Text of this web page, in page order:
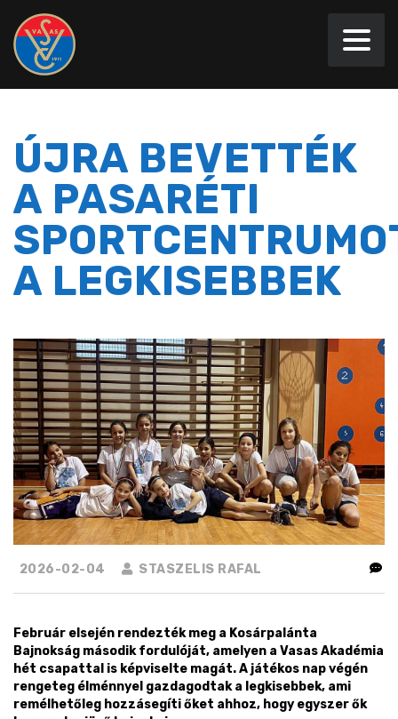
ÚJRA BEVETTÉK
A PASARÉTI
A LEGKISEBBEK
2026-02-04 STASZELIS RAFAL
Február elsején rendezték meg a Kosárpalánta
Bajnokság második fordulóját, amelyen a Vasas Akadémia
hét csapattal is képviselte magát. A játékos nap végén
rengeteg élménnyel gazdagodtak a legkisebbek, ami
remélhetőleg hozzásegíti őket ahhoz, hogy egyszer ők